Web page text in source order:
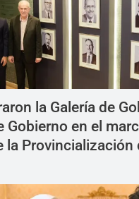
la Galería de
Gobierno en el
la Provincialización